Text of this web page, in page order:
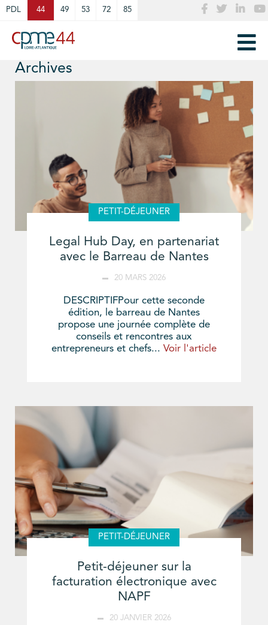
PDL 44 49 53 72 85
Archives
PETIT-DÉJEUNER
Legal Hub Day, en partenariat
avec le Barreau de Nantes
20 MARS 2026
DESCRIPTIFPour cette seconde
édition, le barreau de Nantes
propose une journée complète de
conseils et rencontres aux
entrepreneurs et chefs... Voir l'article
PETIT-DÉJEUNER
Petit-déjeuner sur la
facturation électronique avec
NAPF
20 JANVIER 2026
Cookies management panel